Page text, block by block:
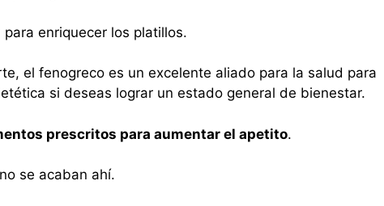
enriquecer los platillos.
el fenogreco es un excelente aliado para la salud para
si deseas lograr un estado general de bienestar.
prescritos para aumentar el apetito.
se acaban ahí.